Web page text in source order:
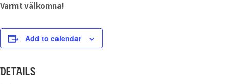
Varmt välkomna!
Add to calendar
DETAILS